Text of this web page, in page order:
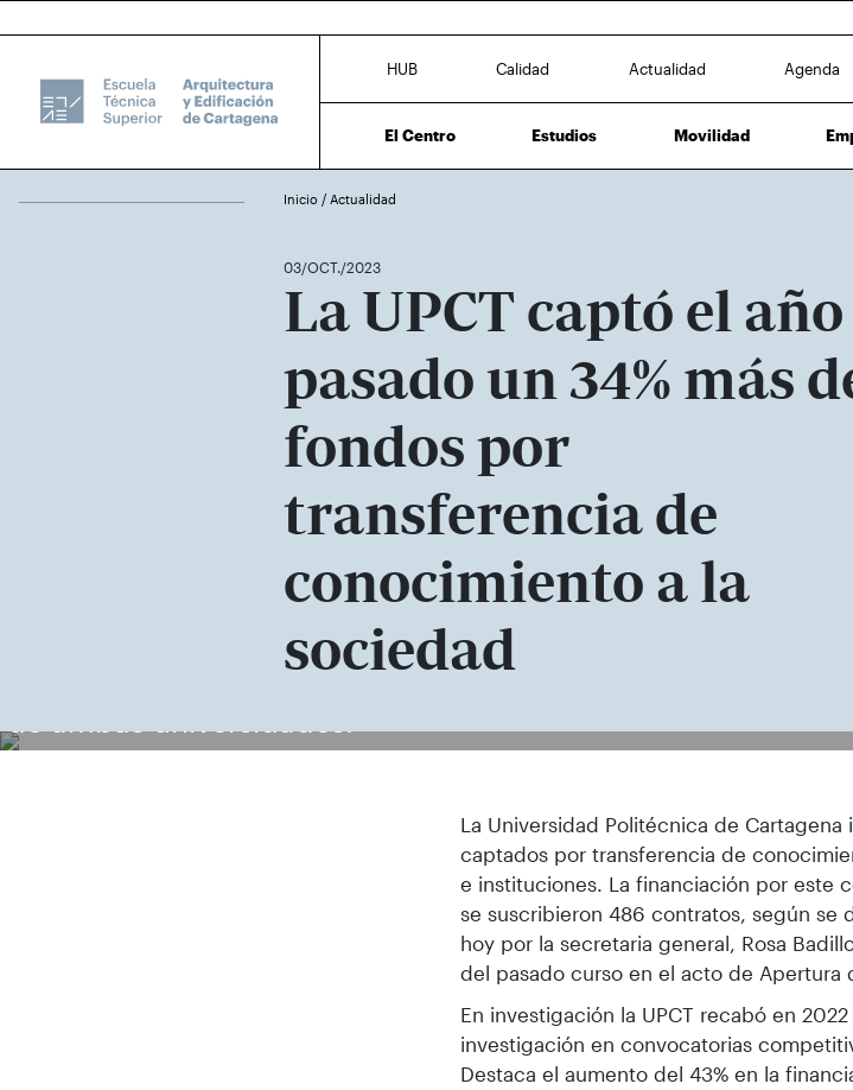
HUB Calidad Actualidad Agenda
El Centro Estudios Movilidad
Inicio / Actualidad
03/OCT./2023
La UPCT captó el año
pasado un 34% más
fondos por
transferencia de
conocimiento a la
sociedad
La Secretaria General de la UPCT, Rosa Badillo, durante la
La Universidad Politécnica de
captados por transferencia de
e instituciones. La financiación por este
se suscribieron 486 contratos, según se
hoy por la secretaria general, Rosa
del pasado curso en el acto de Apertura
En investigación la UPCT recabó en
investigación en convocatorias
Destaca el aumento del 43% en la